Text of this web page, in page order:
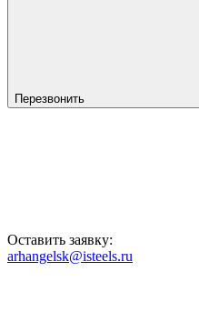
Перезвонить
Оставить заявку:
arhangelsk@isteels.ru